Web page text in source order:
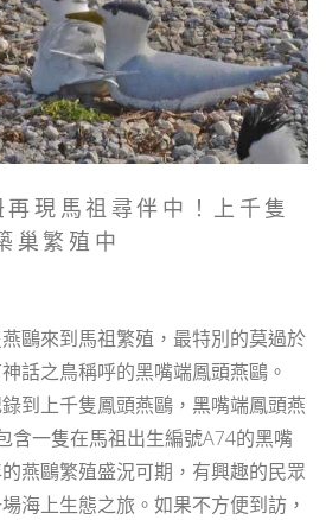
現馬祖尋伴中！上千隻
巢繁殖中
鷗來到馬祖繁殖，最特別的莫過於
話之鳥稱呼的黑嘴端鳳頭燕鷗。
到上千隻鳳頭燕鷗，黑嘴端鳳頭燕
含一隻在馬祖出生編號A74的黑嘴
燕鷗繁殖盛況可期，有興趣的民眾
海上生態之旅。如果不方便到訪，